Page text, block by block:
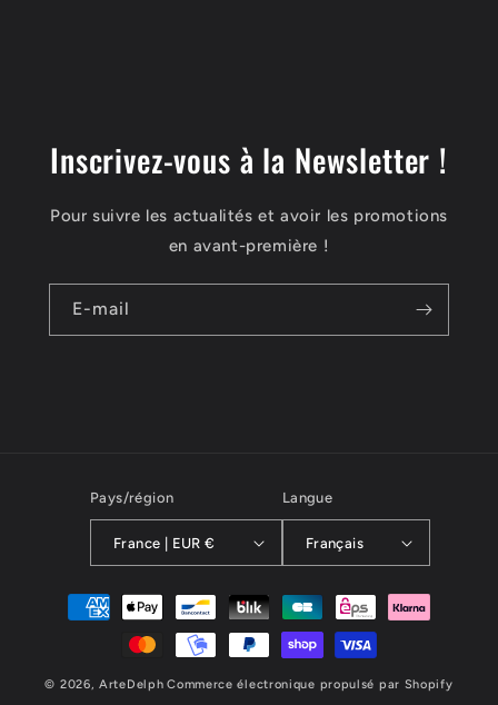
Inscrivez-vous à la Newsletter !
Pour suivre les actualités et avoir les promotions
en avant-première !
E-mail
Pays/région
France | EUR €
Langue
Français
Moyens
© 2026,ArteDelph Commerce électronique propulsé par Shopify